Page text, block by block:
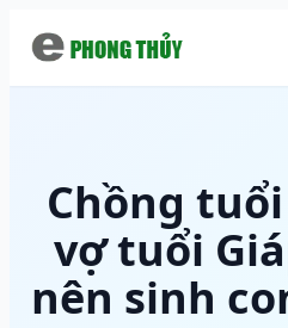
Chồng
vợ tuổi
nên sinh